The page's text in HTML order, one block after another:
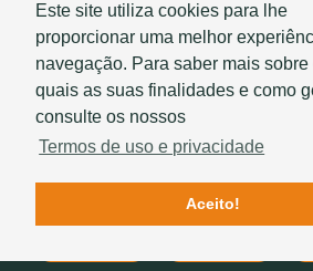
Este site utiliza cookies para lhe
proporcionar uma melhor
navegação. Para saber mais sobre
quais as suas finalidades e como
consulte os nossos
Termos de uso e privacidade
Aceito!
Saber mais